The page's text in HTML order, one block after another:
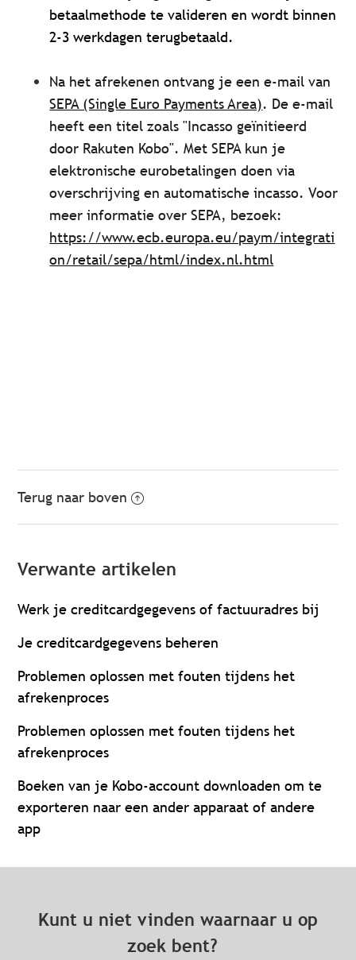
betaalmethode te valideren en wordt binnen
2-3 werkdagen terugbetaald.
Na het afrekenen ontvang je een e-mail van
SEPA (Single Euro Payments Area). De e-mail
heeft een titel zoals "Incasso geïnitieerd
door Rakuten Kobo". Met SEPA kun je
elektronische eurobetalingen doen via
overschrijving en automatische incasso. Voor
meer informatie over SEPA, bezoek:
https://www.ecb.europa.eu/paym/integrati
on/retail/sepa/html/index.nl.html
Terug naar boven
Verwante artikelen
Werk je creditcardgegevens of factuuradres bij
Je creditcardgegevens beheren
Problemen oplossen met fouten tijdens het
afrekenproces
Problemen oplossen met fouten tijdens het
afrekenproces
Boeken van je Kobo-account downloaden om te
exporteren naar een ander apparaat of andere
app
Kunt u niet vinden waarnaar u op
zoek bent?